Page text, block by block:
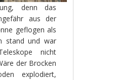
denn das
aus der
geflogen als
stand und war
nicht
der Brocken
explodiert,